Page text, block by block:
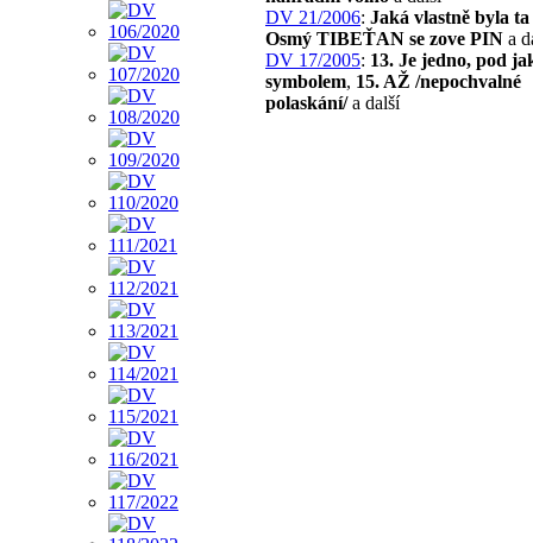
DV 21/2006: Jaká vlastně byla
Osmý TIBEŤAN se zove PIN a
DV 17/2005: 13. Je jedno, pod
symbolem, 15. AŽ /nepochvalné
polaskání/a další